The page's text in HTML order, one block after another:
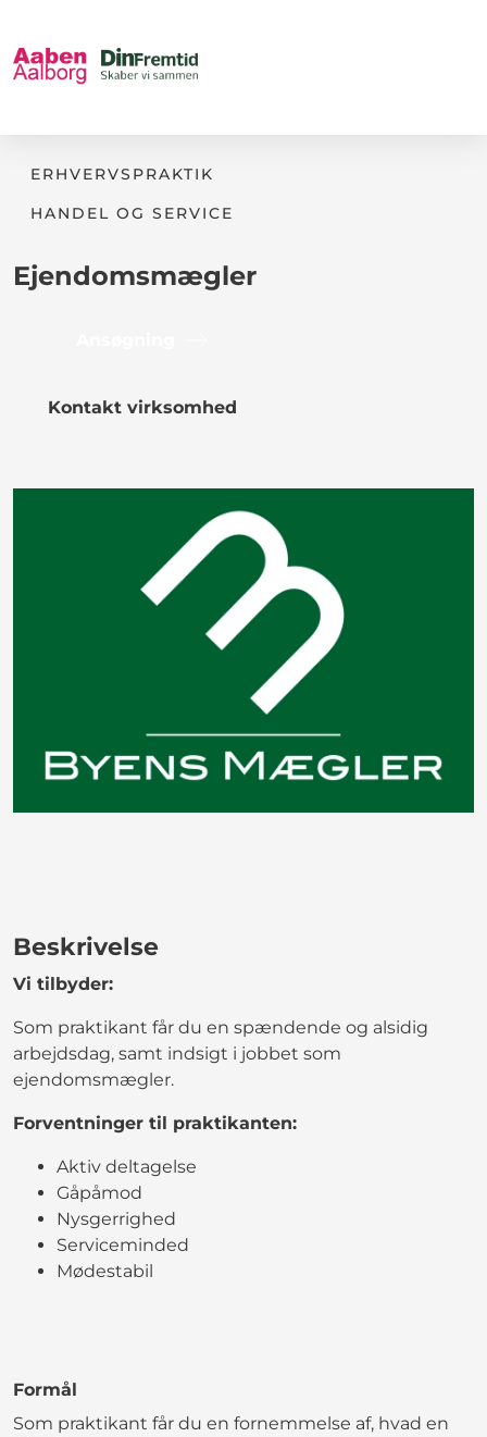
ERHVERVSPRAKTIK
HANDEL OG SERVICE
Ejendomsmægler
Kontakt virksomhed
Beskrivelse
Vi tilbyder:
Som praktikant får du en spændende og alsidig
arbejdsdag, samt indsigt i jobbet som
ejendomsmægler.
Forventninger til praktikanten:
Aktiv deltagelse
Gåpåmod
Nysgerrighed
Serviceminded
Mødestabil
Formål
Som praktikant får du en fornemmelse af, hvad en